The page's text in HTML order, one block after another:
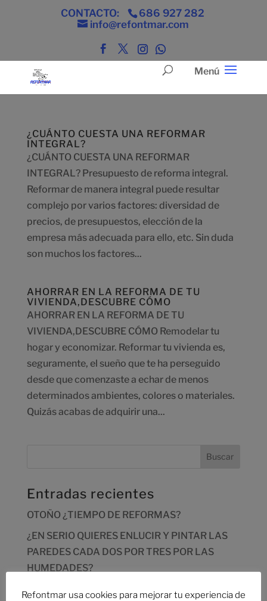
CONTACTO:
686 927 282
info@refontmar.com
¿CUÁNTO CUESTA UNA REFORMAR
INTEGRAL?
¿CUÁNTO CUESTA UNA REFORMAR
INTEGRAL? Presupuesto de reforma integral.
Reformar de manera integral puede resultar
complejo por varios factores: diversidad de
precios, de presupuestos, elección de la
empresa más adecuada para ello, etc. Sin duda
son muchos los factores...
AHORRAR EN LA REFORMA DE TU
VIVIENDA,DESCUBRE CÓMO
AHORRAR EN LA REFORMA DE TU
VIVIENDA,DESCUBRE CÓMO Remodelar tu
hogar y economizar. Reformar tu vivienda es,
seguramente, el sueño que te ha perseguido
desde que comenzaste a echar de menos
determinados ambientes, colores o materiales.
Quizás acabas de adquirir una...
Entradas recientes
OTOÑO ¿TIEMPO DE REFORMAS?
¿EN SERIO QUIERES ENLUCIR Y PINTAR LAS
PAREDES CADA DOS POR TRES POR LAS
HUMEDADES?
LOCALIZACIÓN ESCAPES DE AGUA
Refontmar usa cookies para mejorar tu experiencia de